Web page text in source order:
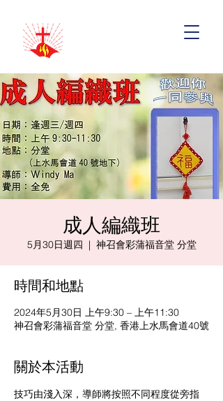
成人編織班
5月30日週四
  |
神召會彩蒲福音堂 分堂
時間和地點
2024年5月30日 上午9:30 – 上午11:30
神召會彩蒲福音堂 分堂, 香港上水馬會道40號
關於本活動
技巧由淺入深，導師將按照不同程度從旁指